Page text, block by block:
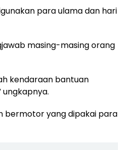
para ulama dan hari
masing-masing orang
kendaraan bantuan
ungkapnya.
bermotor yang dipakai para